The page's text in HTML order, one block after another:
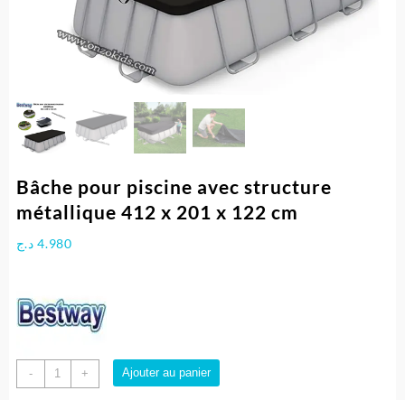
Bâche pour piscine avec structure
métallique 412 x 201 x 122 cm
4.980 د.ج
-
quantité
de
+ Ajouter au panier